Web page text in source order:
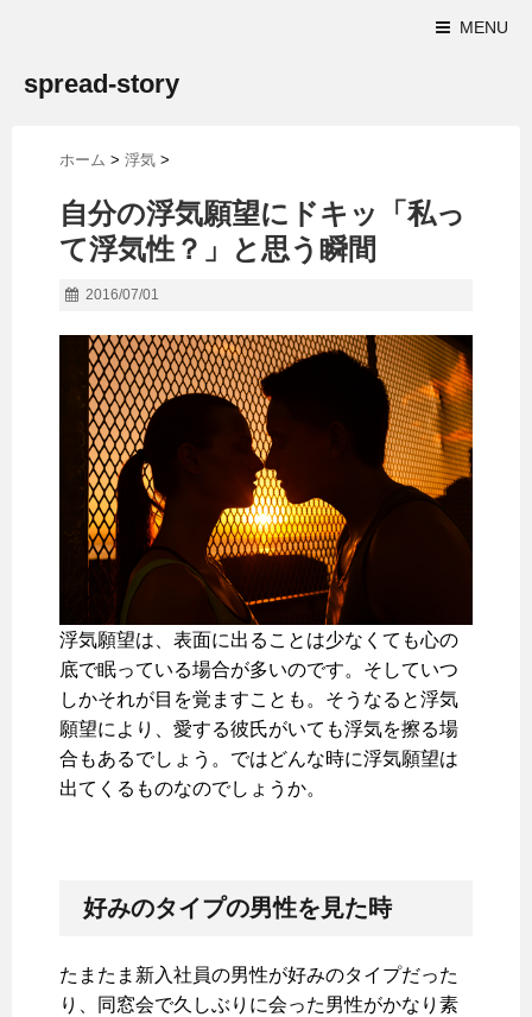
MENU
spread-story
ホーム > 浮気 >
自分の浮気願望にドキッ「私っ
て浮気性？」と思う瞬間
2016/07/01
浮気願望は、表面に出ることは少なくても心の
底で眠っている場合が多いのです。そしていつ
しかそれが目を覚ますことも。そうなると浮気
願望により、愛する彼氏がいても浮気を擦る場
合もあるでしょう。ではどんな時に浮気願望は
出てくるものなのでしょうか。
好みのタイプの男性を見た時
たまたま新入社員の男性が好みのタイプだった
り、同窓会で久しぶりに会った男性がかなり素